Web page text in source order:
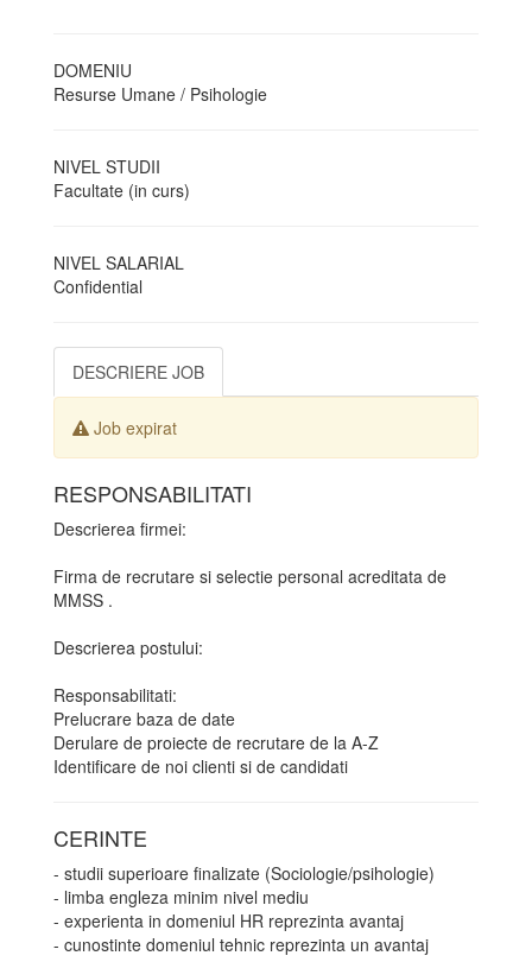
DOMENIU
Resurse Umane / Psihologie
NIVEL STUDII
Facultate (in curs)
NIVEL SALARIAL
Confidential
DESCRIERE JOB
Job expirat
RESPONSABILITATI
Descrierea firmei:
Firma de recrutare si selectie personal acreditata de
MMSS .
Descrierea postului:
Responsabilitati:
Prelucrare baza de date
Derulare de proiecte de recrutare de la A-Z
Identificare de noi clienti si de candidati
CERINTE
- studii superioare finalizate (Sociologie/psihologie)
- limba engleza minim nivel mediu
- experienta in domeniul HR reprezinta avantaj
- cunostinte domeniul tehnic reprezinta un avantaj